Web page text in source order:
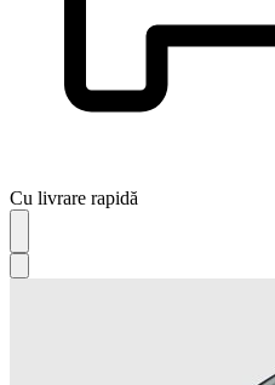
Cu livrare rapidă